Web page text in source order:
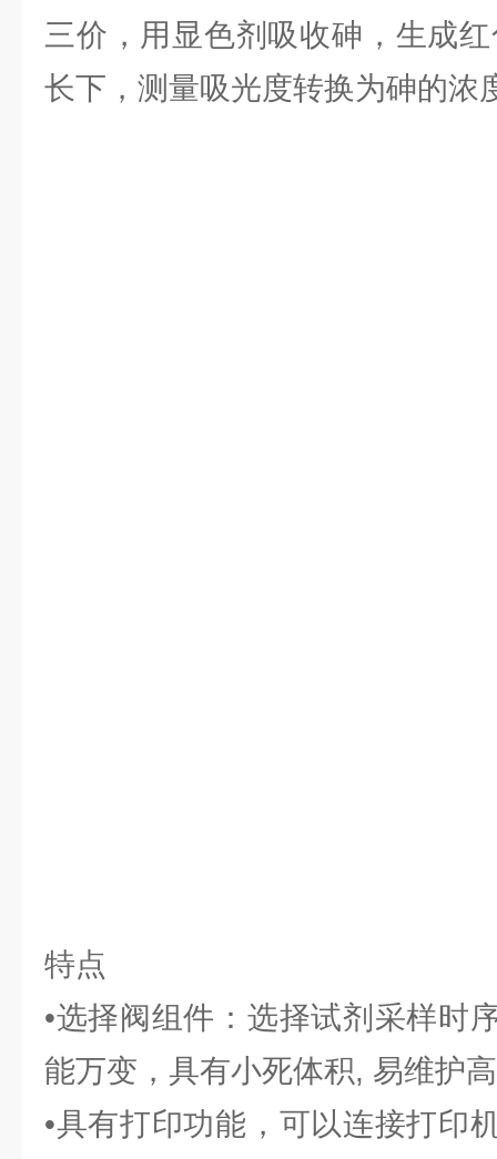
三价，用显色剂吸收砷，生成
长下，测量吸光度转换为砷的浓
特点
•选择阀组件：选择试剂采样时
能万变，具有小死体积, 易维护
•具有打印功能，可以连接打印